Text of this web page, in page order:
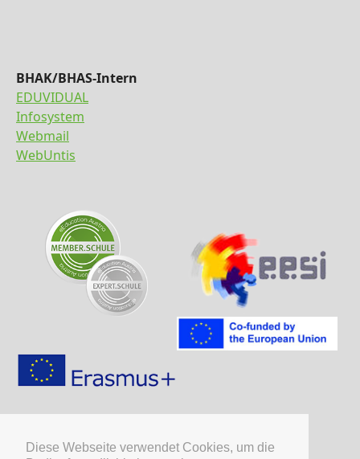
Diese Webseite verwendet Cookies, um die
BHAK/BHAS-Intern
EDUVIDUAL
Infosystem
Webmail
WebUntis